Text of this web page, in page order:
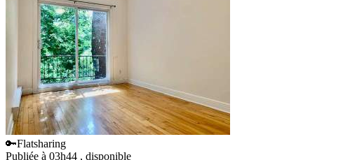
🔑Flatsharing
Publiée à 03h44 , disponible